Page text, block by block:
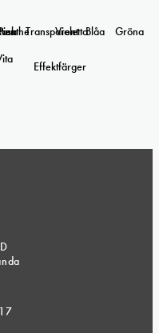
Transparent
ViolettaBlåa
Gröna
Effektfärger